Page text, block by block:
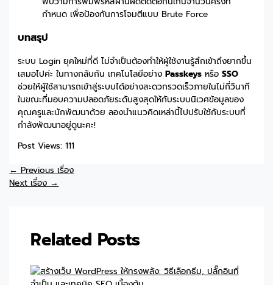
กำหนด เพื่อป้องกันการโจมตีแบบ Brute Force
บทสรุป
ระบบ Login ยุคใหม่ที่ดี ไม่จำเป็นต้องทำให้ผู้ใช้งานรู้สึกเข้าถึงยากขึ้น
เสมอไปค่ะ ในทางกลับกัน เทคโนโลยีอย่างPasskeys หรือSSO
ช่วยให้ผู้ใช้สามารถเข้าสู่ระบบได้อย่างสะดวกรวดเร็วภายในไม่กี่วินาที
ในขณะที่มอบความปลอดภัยระดับสูงสุดให้กับระบบนิเวศข้อมูลของ
คุณครูและนักพัฒนาด้วย ลองนำแนวคิดเหล่านี้ไปปรับใช้กับระบบที่
กำลังพัฒนาอยู่ดูนะคะ!
Post Views: 111
←Previous เรื่อง
Next เรื่อง→
Related Posts